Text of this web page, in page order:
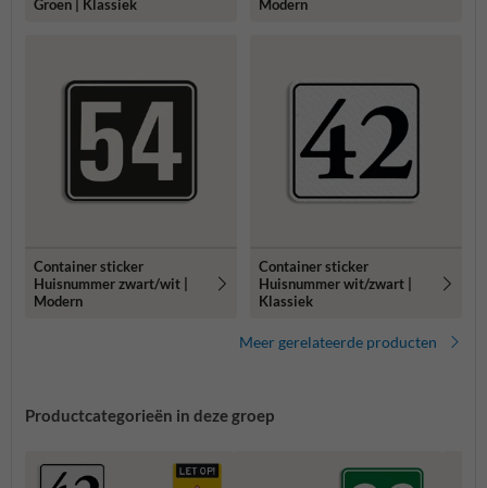
Groen | Klassiek
Modern
Container sticker
Huisnummer zwart/wit |
Modern
Container sticker
Huisnummer wit/zwart |
Klassiek
Meer gerelateerde producten
Productcategorieën in deze groep